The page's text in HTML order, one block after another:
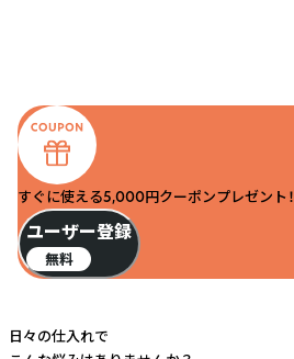
すぐに使える5,000円クーポンプレゼント！
ユーザー登録
無料
日々の仕入れで